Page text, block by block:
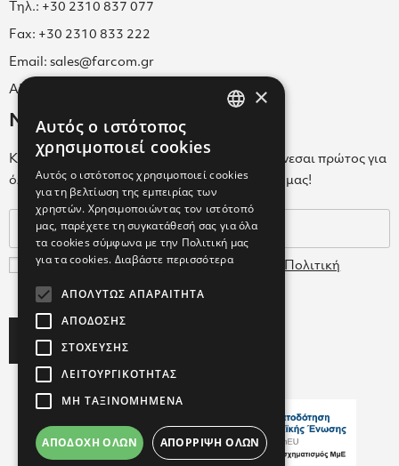
Τηλ.: +30 2310 837 077
Fax: +30 2310 833 222
Email: sales@farcom.gr
ΑΡ.Γ.Ε.ΜΗ. 038365205000
Newsletter
Κάνε εγγραφή στο Newsletter για να ενημερώνεσαι πρώτος για
όλα τα νέα μας και τα ολοκαίνουρια προϊόντα μας!
Συμφωνώ με τουςΌρους Χρήσης
Πολιτική
Δεδομένων
×
Αυτός ο ιστότοπος
χρησιμοποιεί cookies
Αυτός ο ιστότοπος χρησιμοποιεί cookies
για τη βελτίωση της εμπειρίας των
χρηστών. Χρησιμοποιώντας τον ιστότοπό
μας, παρέχετε τη συγκατάθεσή σας για όλα
τα cookies σύμφωνα με την Πολιτική μας
για τα cookies. Διαβάστε περισσότερα
ΑΠΟΛΎΤΩΣ ΑΠΑΡΑΊΤΗΤΑ
ΑΠΌΔΟΣΗΣ
ΣΤΌΧΕΥΣΗΣ
ΛΕΙΤΟΥΡΓΙΚΌΤΗΤΑΣ
ΜΗ ΤΑΞΙΝΟΜΗΜΈΝΑ
ΑΠΟΔΟΧΉ ΌΛΩΝ ΑΠΌΡΡΙΨΗ ΌΛΩΝ